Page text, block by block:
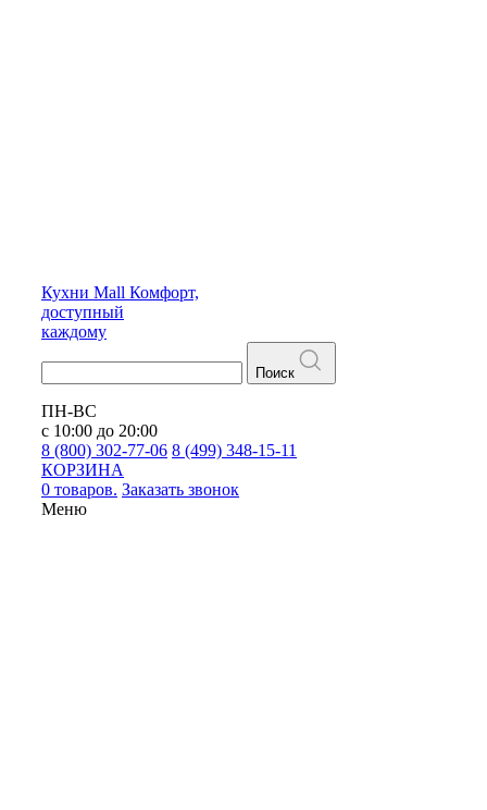
Кухни Mall Комфорт,
доступный
каждому
Поиск
ПН-ВС
с 10:00 до 20:00
8 (800) 302-77-06 8 (499) 348-15-11
КОРЗИНА
0 товаров. Заказать звонок
Меню